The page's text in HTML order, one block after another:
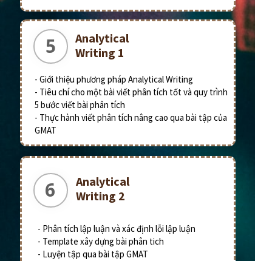
Analytical
Writing 1
- Giới thiệu phương pháp Analytical Writing
- Tiêu chí cho một bài viết phân tích tốt và quy trình
5 bước viết bài phân tích
- Thực hành viết phân tích nâng cao qua bài tập của
GMAT
5
Analytical
Writing 2
- Phân tích lập luận và xác định lỗi lập luận
- Template xây dựng bài phân tich
- Luyện tập qua bài tập GMAT
6